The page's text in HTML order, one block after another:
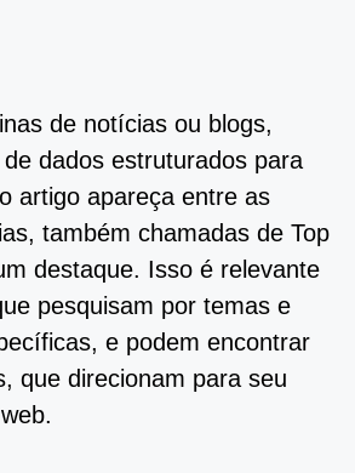
de notícias ou blogs,
dados estruturados para
artigo apareça entre as
também chamadas de Top
destaque. Isso é relevante
pesquisam por temas e
e podem encontrar
que direcionam para seu